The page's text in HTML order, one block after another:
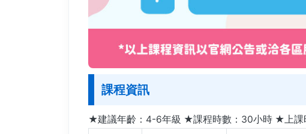
課程資訊
★建議年齡：4-6年級 ★課程時數：30小時 ★上課